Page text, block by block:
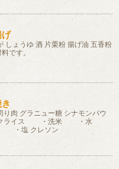
げ
しょうゆ 酒 片栗粉 揚げ油 五香粉
です。
り肉 グラニュー糖 シナモンパウ
ルクライス ・洗米 ・水
塩 クレソン